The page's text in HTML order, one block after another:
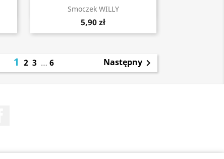
Smoczek WILLY
5,90 zł
Szybki podgląd
123 … 6 Następny